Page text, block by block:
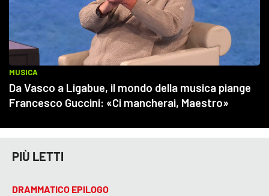
PIÙ LETTI
DRAMMATICO EPILOGO